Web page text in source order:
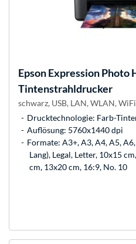
EpsonExpression Photo
Tintenstrahldrucker
schwarz, USB, LAN, WLAN,
Drucktechnologie: Farb-
Auflösung: 5760x1440 dpi
Formate: A3+, A3, A4, A5,
Lang), Legal, Letter, 10x15
cm, 13x20 cm, 16:9, No. 10